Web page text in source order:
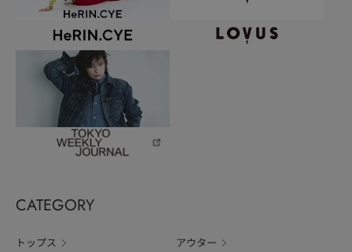
CATEGORY
トップス アウター